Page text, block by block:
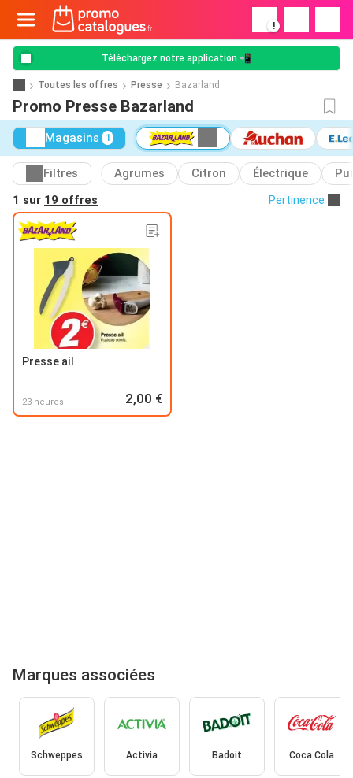
!
Téléchargez notre application 📲
Toutes les offres Presse Bazarland
Promo Presse Bazarland
Magasins 1
Filtres Agrumes Citron Électrique
1 sur 19 offres Pertinence
Presse ail
23 heures 2,00 €
Marques associées
Schweppes Activia Badoit Coca Cola